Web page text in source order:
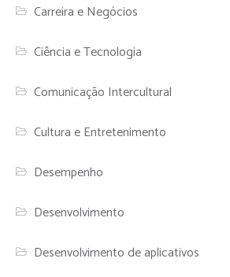
Carreira e Negócios
Ciência e Tecnologia
Comunicação Intercultural
Cultura e Entretenimento
Desempenho
Desenvolvimento
Desenvolvimento de aplicativos